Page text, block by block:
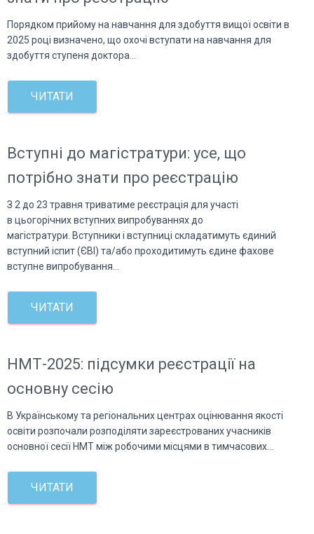
Порядком прийому на навчання для здобуття вищої освіти в
2025 році визначено, що охочі вступати на навчання для
здобуття ступеня доктора…
ЧИТАТИ
Вступні до магістратури: усе, що
потрібно знати про реєстрацію
З 2 до 23 травня триватиме реєстрація для участі
в цьогорічних вступних випробуваннях до
магістратури. Вступники і вступниці складатимуть єдиний
вступний іспит (ЄВІ) та/або проходитимуть єдине фахове
вступне випробування…
ЧИТАТИ
НМТ-2025: підсумки реєстрації на
основну сесію
В Українському та регіональних центрах оцінювання якості
освіти розпочали розподіляти зареєстрованих учасників
основної сесії НМТ між робочими місцями в тимчасових…
ЧИТАТИ